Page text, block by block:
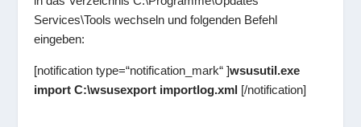
Services\Tools wechseln und folgenden Befehl
eingeben:
[notification type=“notification_mark“ ]wsusutil.exe
import C:\wsusexport importlog.xml [/notification]